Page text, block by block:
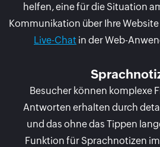
helfen, eine für die Situation
Kommunikation über Ihre
Live-Chat in der Web-
Besucher können komplexe
Antworten erhalten durch
und das ohne das Tippen
Funktion für Sprachnotizen